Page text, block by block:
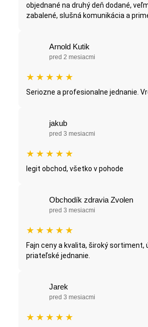
objednané na druhý deň dodané,
zabalené, slušná komunikácia a
Arnold Kutik
pred 2 mesiacmi
★ ★ ★ ★ ★
Seriozne a profesionalne jednanie.
jakub
pred 3 mesiacmi
★ ★ ★ ★ ★
legit obchod, všetko v pohode
Obchodík zdravia Zvolen
pred 3 mesiacmi
★ ★ ★ ★ ★
Fajn ceny a kvalita, široký sortiment,
priateľské jednanie.
Jarek
pred 3 mesiacmi
★ ★ ★ ★ ★